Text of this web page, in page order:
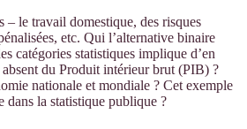
– le travail domestique, des risques
etc. Qui l’alternative binaire
catégories statistiques implique d’en
du Produit intérieur brut (PIB) ?
nationale et mondiale ? Cet exemple
la statistique publique ?